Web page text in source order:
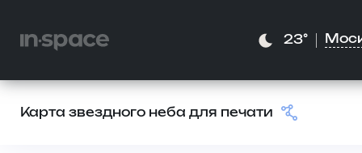
23°
Карта звездного неба для печати